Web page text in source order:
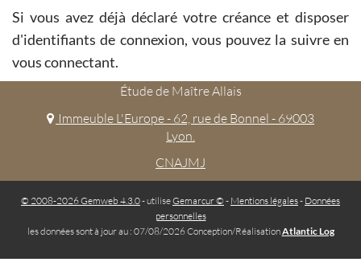
Si vous avez déjà déclaré votre créance et disposer
d'identifiants de connexion, vous pouvez la suivre en
vous connectant.
Étude de Maître Allais
Immeuble L'Europe - 62, rue de Bonnel - 69003
Lyon.
CNAJMJ
© 2008-2026 Gemweb 4.3.0- utiliseGemarcur © - Mentions légales- Données
personnelles
les données sont à jour au : 07/08/2026 Conception/RéalisationAtlantic Log